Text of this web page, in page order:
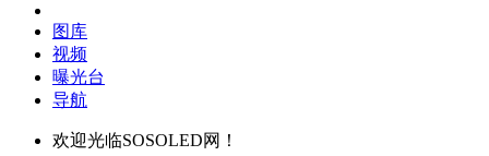
图库
视频
曝光台
导航
欢迎光临SOSOLED网！